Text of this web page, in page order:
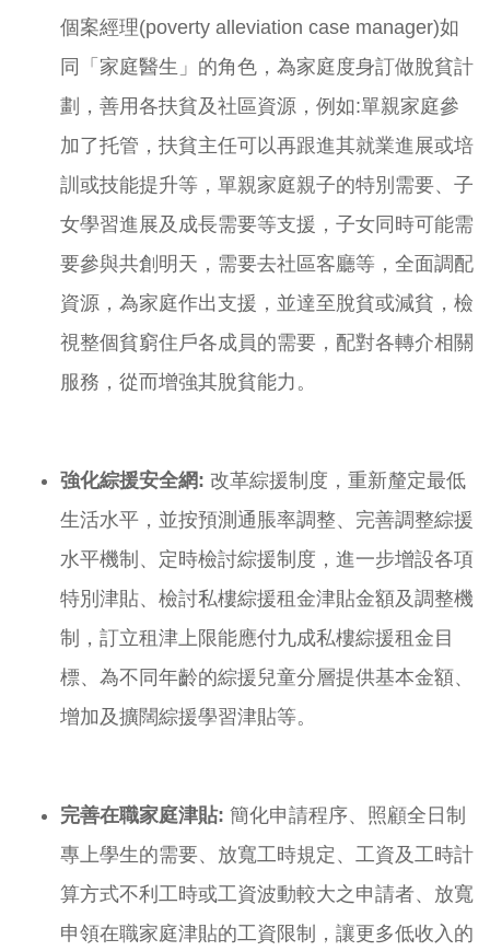
個案經理(poverty alleviation case manager)如
同「家庭醫生」的角色，為家庭度身訂做脫貧計
劃，善用各扶貧及社區資源，例如:單親家庭參
加了托管，扶貧主任可以再跟進其就業進展或培
訓或技能提升等，單親家庭親子的特別需要、子
女學習進展及成長需要等支援，子女同時可能需
要參與共創明天，需要去社區客廳等，全面調配
資源，為家庭作出支援，並達至脫貧或減貧，檢
視整個貧窮住戶各成員的需要，配對各轉介相關
服務，從而增強其脫貧能力。
強化綜援安全網: 改革綜援制度，重新釐定最低
生活水平，並按預測通脹率調整、完善調整綜援
水平機制、定時檢討綜援制度，進一步增設各項
特別津貼、檢討私樓綜援租金津貼金額及調整機
制，訂立租津上限能應付九成私樓綜援租金目
標、為不同年齡的綜援兒童分層提供基本金額、
增加及擴闊綜援學習津貼等。
完善在職家庭津貼: 簡化申請程序、照顧全日制
專上學生的需要、放寬工時規定、工資及工時計
算方式不利工時或工資波動較大之申請者、放寬
申領在職家庭津貼的工資限制，讓更多低收入的